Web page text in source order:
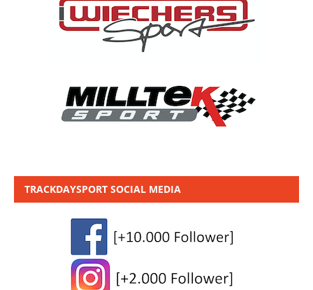
TRACKDAYSPORT SOCIAL MEDIA